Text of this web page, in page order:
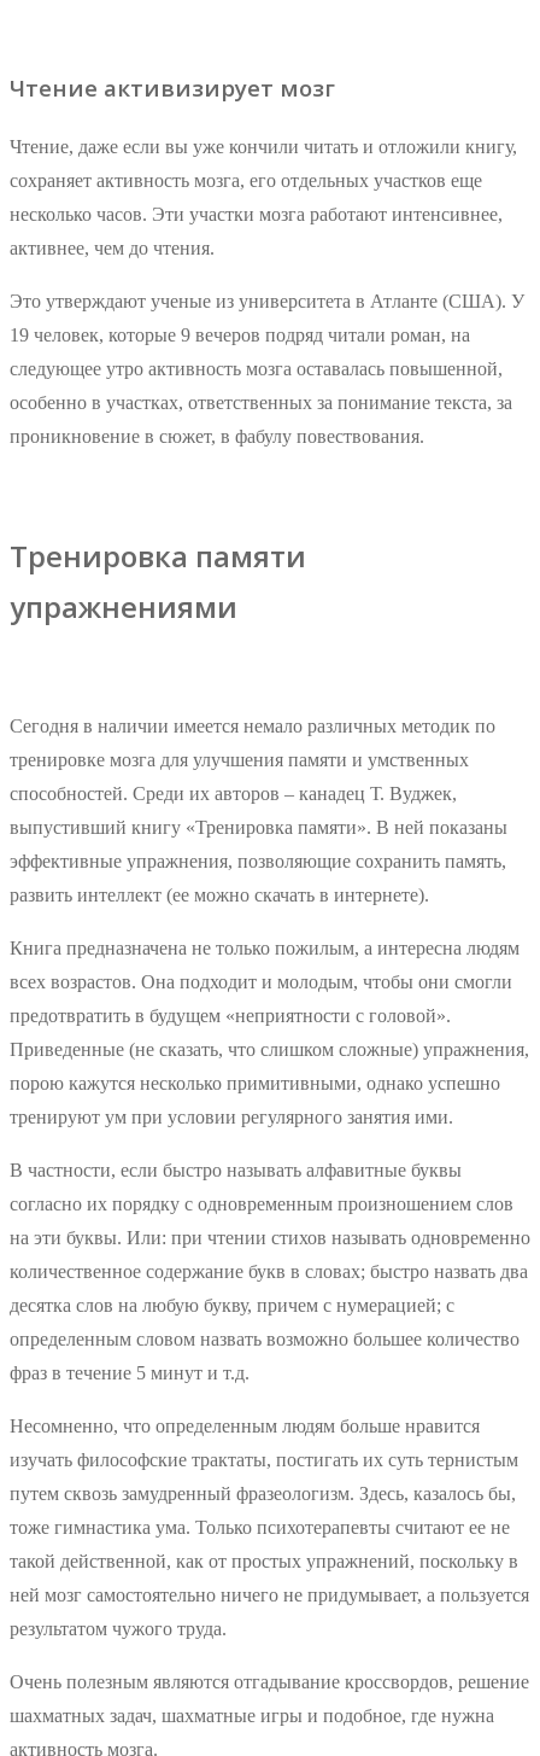
Чтение активизирует мозг
Чтение, даже если вы уже кончили читать и отложили книгу,
сохраняет активность мозга, его отдельных участков еще
несколько часов. Эти участки мозга работают интенсивнее,
активнее, чем до чтения.
Это утверждают ученые из университета в Атланте (США). У
19 человек, которые 9 вечеров подряд читали роман, на
следующее утро активность мозга оставалась повышенной,
особенно в участках, ответственных за понимание текста, за
проникновение в сюжет, в фабулу повествования.
Тренировка памяти
упражнениями
Сегодня в наличии имеется немало различных методик по
тренировке мозга для улучшения памяти и умственных
способностей. Среди их авторов – канадец Т. Вуджек,
выпустивший книгу «Тренировка памяти». В ней показаны
эффективные упражнения, позволяющие сохранить память,
развить интеллект (ее можно скачать в интернете).
Книга предназначена не только пожилым, а интересна людям
всех возрастов. Она подходит и молодым, чтобы они смогли
предотвратить в будущем «неприятности с головой».
Приведенные (не сказать, что слишком сложные) упражнения,
порою кажутся несколько примитивными, однако успешно
тренируют ум при условии регулярного занятия ими.
В частности, если быстро называть алфавитные буквы
согласно их порядку с одновременным произношением слов
на эти буквы. Или: при чтении стихов называть одновременно
количественное содержание букв в словах; быстро назвать два
десятка слов на любую букву, причем с нумерацией; с
определенным словом назвать возможно большее количество
фраз в течение 5 минут и т.д.
Несомненно, что определенным людям больше нравится
изучать философские трактаты, постигать их суть тернистым
путем сквозь замудренный фразеологизм. Здесь, казалось бы,
тоже гимнастика ума. Только психотерапевты считают ее не
такой действенной, как от простых упражнений, поскольку в
ней мозг самостоятельно ничего не придумывает, а пользуется
результатом чужого труда.
Очень полезным являются отгадывание кроссвордов, решение
шахматных задач, шахматные игры и подобное, где нужна
активность мозга.